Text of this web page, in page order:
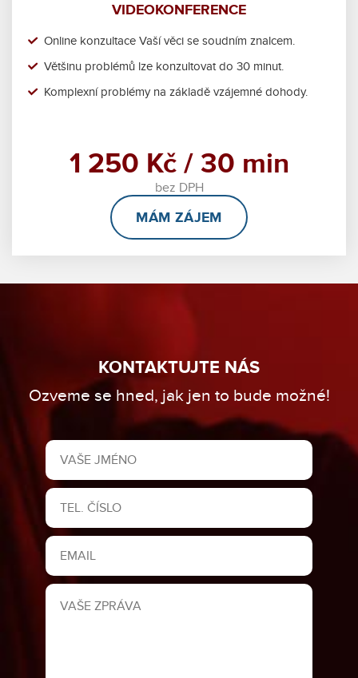
VIDEOKONFERENCE
Online konzultace Vaší věci se soudním znalcem.
Většinu problémů lze konzultovat do 30 minut.
Komplexní problémy na základě vzájemné dohody.
1 250 Kč / 30 min
bez DPH
MÁM ZÁJEM
KONTAKTUJTE NÁS
Ozveme se hned, jak jen to bude možné!